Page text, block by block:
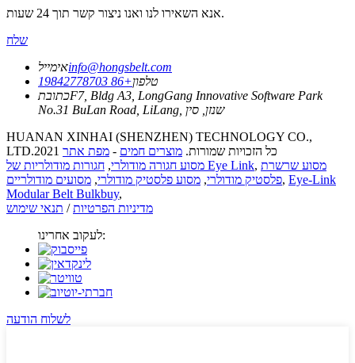
אנא השאירו לנו ואנו ניצור קשר תוך 24 שעות.
שלח
אימיילinfo@hongsbelt.com
טלפון+86 19842778703
כתובתF7, Bldg A3, LongGang Innovative Software Park
No.31 BuLan Road, LiLang, שנזן, סין
HUANAN XINHAI (SHENZHEN) TECHNOLOGY CO.,
LTD.2021 כל הזכויות שמורות. מוצרים חמים - מפת אתר
מסוע חגורה מודולרי, חגורות מודולריות של Eye Link, מסוע שרשרת
פלסטיק מודולרי, מסוע פלסטיק מודולרי, מסועים מודולריים , Eye-Link
Modular Belt Bulkbuy,
מדיניות הפרטיות/ תנאי שימוש
לעקוב אחרינו:
לשלוח הודעה